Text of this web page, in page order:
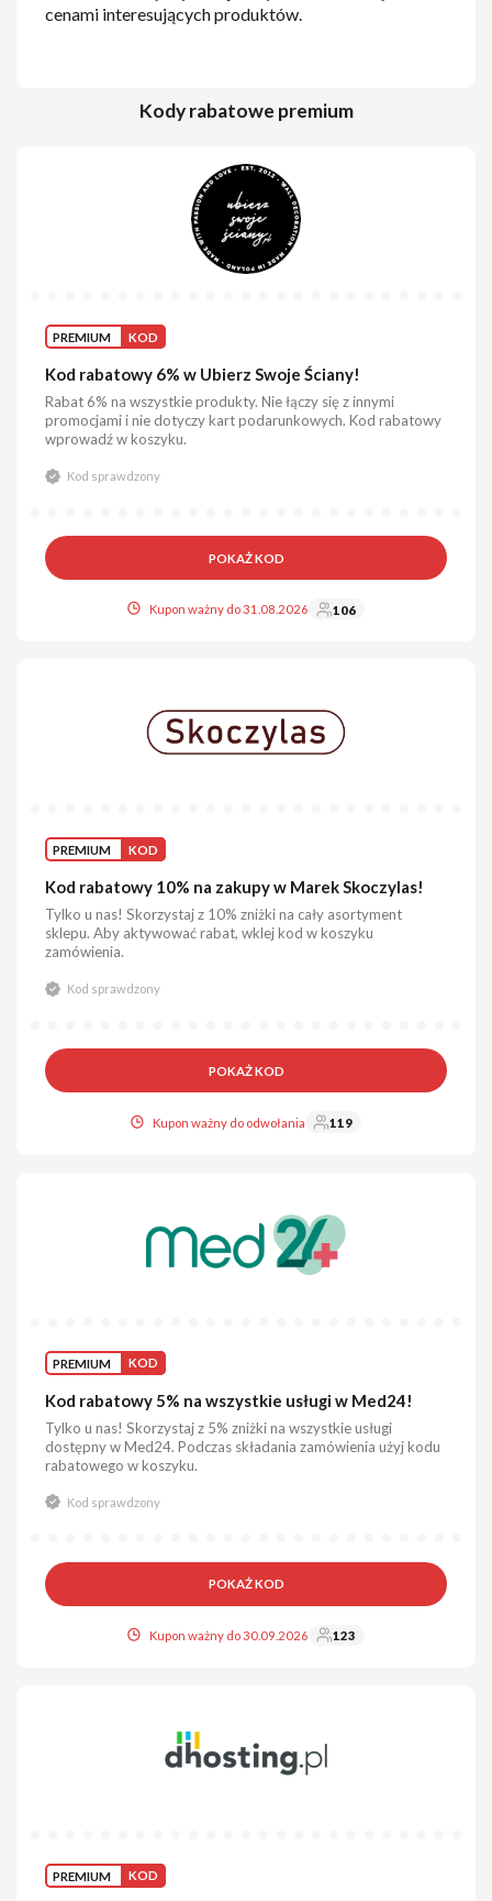
cenami interesujących produktów.
Kody rabatowe premium
PREMIUM KOD
Kod rabatowy 6% w Ubierz Swoje Ściany!
Rabat 6% na wszystkie produkty. Nie łączy się z innymi
promocjami i nie dotyczy kart podarunkowych. Kod rabatowy
wprowadź w koszyku.
Kod sprawdzony
POKAŻ KOD
Kupon ważny do 31.08.2026 106
PREMIUM KOD
Kod rabatowy 10% na zakupy w Marek Skoczylas!
Tylko u nas! Skorzystaj z 10% zniżki na cały asortyment
sklepu. Aby aktywować rabat, wklej kod w koszyku
zamówienia.
Kod sprawdzony
POKAŻ KOD
Kupon ważny do odwołania 119
PREMIUM KOD
Kod rabatowy 5% na wszystkie usługi w Med24!
Tylko u nas! Skorzystaj z 5% zniżki na wszystkie usługi
dostępny w Med24. Podczas składania zamówienia użyj kodu
rabatowego w koszyku.
Kod sprawdzony
POKAŻ KOD
Kupon ważny do 30.09.2026 123
PREMIUM KOD